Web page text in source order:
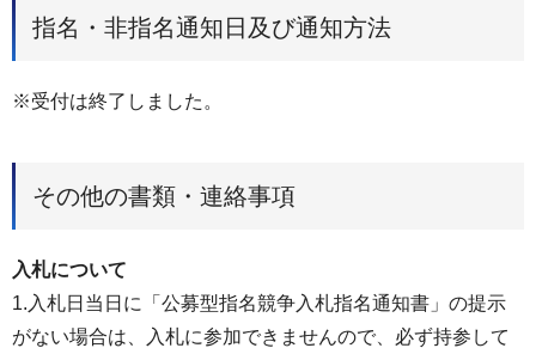
指名・非指名通知日及び通知方法
※受付は終了しました。
その他の書類・連絡事項
入札について
1.入札日当日に「公募型指名競争入札指名通知書」の提示
がない場合は、入札に参加できませんので、必ず持参して